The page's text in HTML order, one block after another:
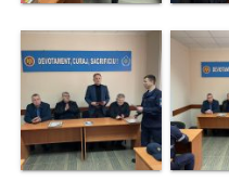
Grădinița
nr.1
,,Leagănul
copilăriei”